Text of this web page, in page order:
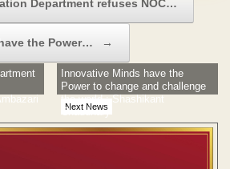
Department refuses NOC…
the Power… →
Next News
Innovative Minds have the
Power to change and challenge
the world : Shashikant
Chaudhary